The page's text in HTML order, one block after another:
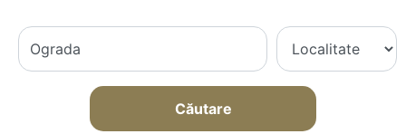
Căutare